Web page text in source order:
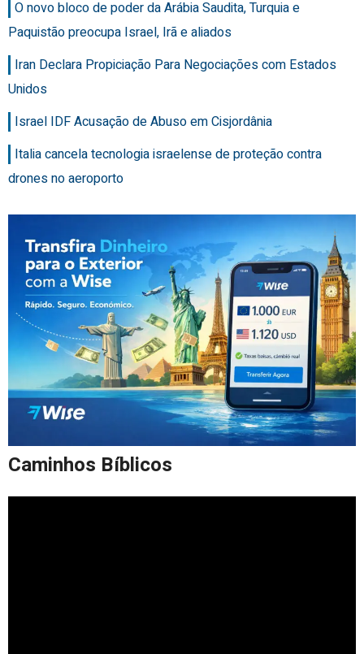
O novo bloco de poder da Arábia Saudita, Turquia e
Paquistão preocupa Israel, Irã e aliados
Iran Declara Propiciação Para Negociações com Estados
Unidos
Israel IDF Acusação de Abuso em Cisjordânia
Italia cancela tecnologia israelense de proteção contra
drones no aeroporto
Caminhos Bíblicos